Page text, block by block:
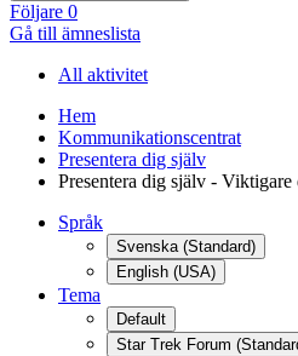
Följare 0
Gå till ämneslista
All aktivitet
Hem
Kommunikationscentrat
Presentera dig själv
Presentera dig själv - Viktigare
Språk
Svenska (Standard)
English (USA)
Tema
Default
Star Trek Forum